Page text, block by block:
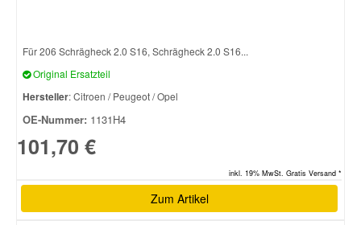
Für 206 Schrägheck 2.0 S16, Schrägheck 2.0 S16...
Original Ersatzteil
Hersteller: Citroen / Peugeot / Opel
OE-Nummer: 1131H4
101,70 €
inkl. 19% MwSt. Gratis Versand *
Zum Artikel